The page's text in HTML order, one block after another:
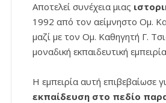
Αποτελεί συνέχεια μιας
1992 από τον αείμνηστο Ομ.
μαζί με τον Ομ. Καθηγητή Γ.
μοναδική εκπαιδευτική
Η εμπειρία αυτή επιβεβαίωσε
εκπαίδευση στο πεδίο